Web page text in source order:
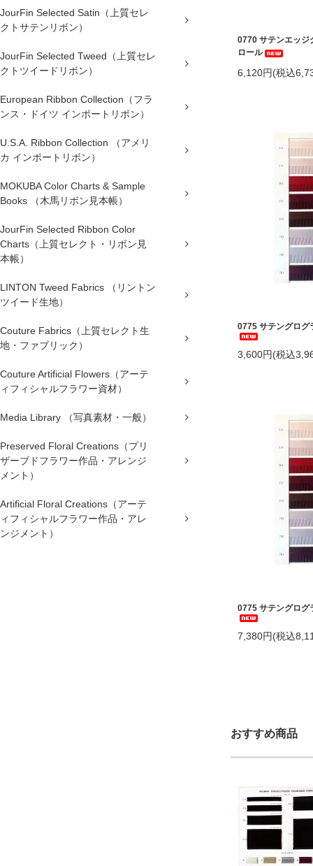
JourFin Selected Satin（上質セレ
クトサテンリボン）
JourFin Selected Tweed（上質セレ
クトツイードリボン）
European Ribbon Collection（フラ
ンス・ドイツ インポートリボン）
U.S.A. Ribbon Collection （アメリ
カ インポートリボン）
MOKUBA Color Charts & Sample
Books （木馬リボン見本帳）
JourFin Selected Ribbon Color
Charts（上質セレクト・リボン見
本帳）
LINTON Tweed Fabrics （リントン
ツイード生地）
Couture Fabrics（上質セレクト生
地・ファブリック）
Couture Artificial Flowers（アーテ
ィフィシャルフラワー資材）
Media Library （写真素材・一般）
Preserved Floral Creations（プリ
ザーブドフラワー作品・アレンジ
メント）
Artificial Floral Creations（アーテ
ィフィシャルフラワー作品・アレ
ンジメント）
0770 サテンエッ
ロール
6,120円(税込
0775 サテングロ
3,600円(税込
0775 サテングロ
7,380円(税込
おすすめ商品